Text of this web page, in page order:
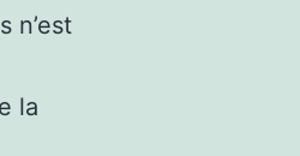
n’est
la